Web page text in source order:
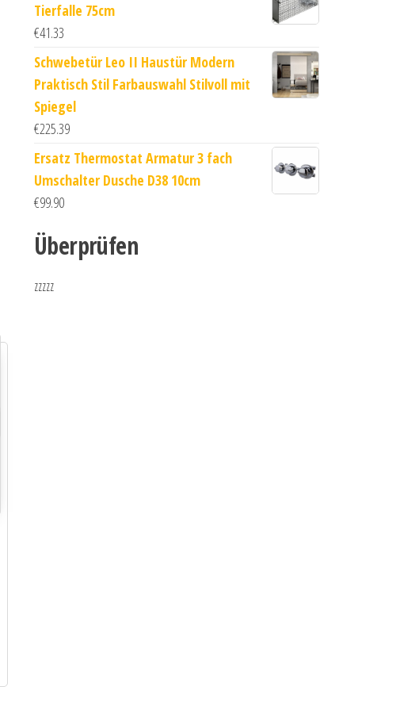
Tierfalle 75cm
€41.33
Schwebetür Leo II Haustür Modern
Praktisch Stil Farbauswahl Stilvoll mit
Spiegel
€225.39
Ersatz Thermostat Armatur 3 fach
Umschalter Dusche D38 10cm
€99.90
Überprüfen
zzzzz